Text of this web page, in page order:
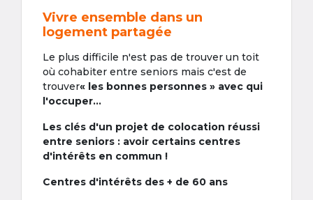
Vivre ensemble dans un
logement partagée
Le plus difficile n'est pas de trouver un toit
où cohabiter entre seniors mais c'est de
trouver« les bonnes personnes » avec qui
l'occuper...
Les clés d'un projet de colocation réussi
entre seniors : avoir certains centres
d'intérêts en commun !
Centres d'intérêts des + de 60 ans